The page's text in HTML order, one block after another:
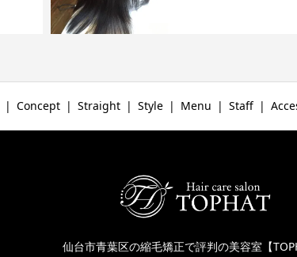
Concept Straight Style Menu Staff
仙台市青葉区の縮毛矯正で評判の美容室【